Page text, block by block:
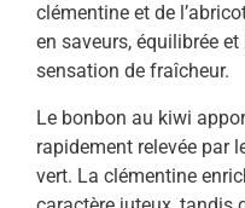
clémentine et de
en saveurs, équilibrée
sensation de fraîcheur.
Le bonbon au kiwi
rapidement relevée par
vert. La clémentine